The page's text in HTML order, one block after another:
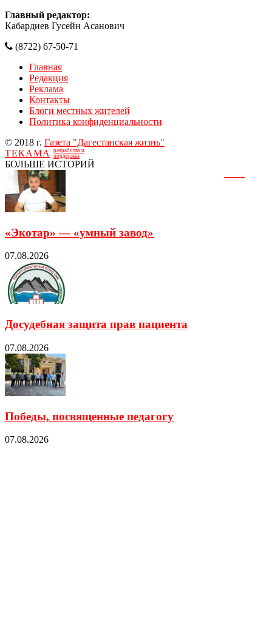
Главный редактор:
Кабардиев Гусейн Асанович
(8722) 67-50-71
Главная
Редакция
Реклама
Контакты
Блоги местных жителей
Политика конфиденциальности
© 2018 г. Газета "Дагестанская жизнь"
ТЕКАМА
разработка и
поддержка
БОЛЬШЕ ИСТОРИЙ
«Экотар» — «умный завод»
07.08.2026
Досудебная защита прав пациента
07.08.2026
Победы, посвященные педагогу
07.08.2026